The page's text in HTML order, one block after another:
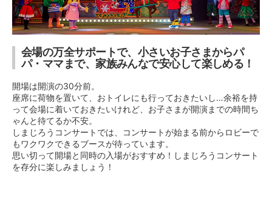
会場の万全サポートで、小さいお子さまからパ
パ・ママまで、家族みんなで安心して楽しめる！
開場は開演の30分前。
座席に荷物を置いて、おトイレにも行っておきたいし…余裕を持
って会場に着いておきたいけれど、お子さまが開演までの時間ち
ゃんと待てるか不安。
しまじろうコンサートでは、コンサートが始まる前からロビーで
もワクワクできるブースが待っています。
思い切って開場と同時の入場がおすすめ！しまじろうコンサート
を存分に楽しみましょう！